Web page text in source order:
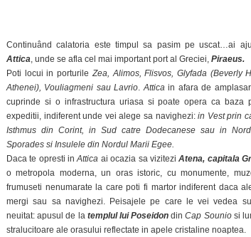
Continuând calatoria este timpul sa pasim pe uscat…ai
Attica, unde se afla cel mai important port al Greciei, Piraeus.
Poti locui in porturileZea, Alimos, Flisvos, Glyfada (Beverly
Athenei), Vouliagmeni sau Lavrio.Atticain afara de
cuprinde si o infrastructura uriasa si poate opera ca baza
expeditii, indiferent unde vei alege sa navighezi:in Vest prin
Isthmus din Corint, in Sud catre Dodecanese sau in
Sporades si Insulele din Nordul Marii Egee.
Daca te opresti inAttica ai ocazia sa viziteziAtena, capitala
o metropola moderna, un oras istoric, cu monumente,
frumuseti nenumarate la care poti fi martor indiferent daca
mergi sau sa navighezi. Peisajele pe care le vei vedea
neuitat: apusul de la templul lui Poseidon dinCap Souniosi
stralucitoare ale orasului reflectate in apele cristaline noaptea.